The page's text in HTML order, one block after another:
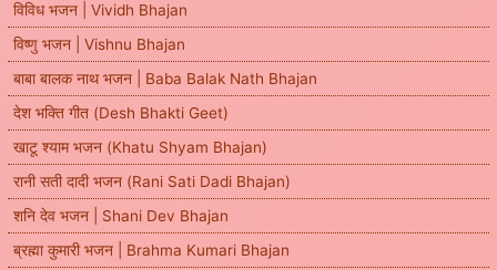
विविध भजन | Vividh Bhajan
विष्णु भजन | Vishnu Bhajan
बाबा बालक नाथ भजन | Baba Balak Nath Bhajan
देश भक्ति गीत (Desh Bhakti Geet)
खाटू श्याम भजन (Khatu Shyam Bhajan)
रानी सती दादी भजन (Rani Sati Dadi Bhajan)
शनि देव भजन | Shani Dev Bhajan
ब्रह्मा कुमारी भजन | Brahma Kumari Bhajan